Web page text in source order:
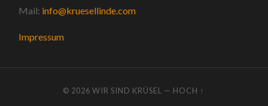
Mail: info@kruesellinde.com
Impressum
© 2026WIR SIND KRÜSEL — HOCH ↑